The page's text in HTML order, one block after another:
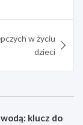
w życiu
dzieci
klucz do